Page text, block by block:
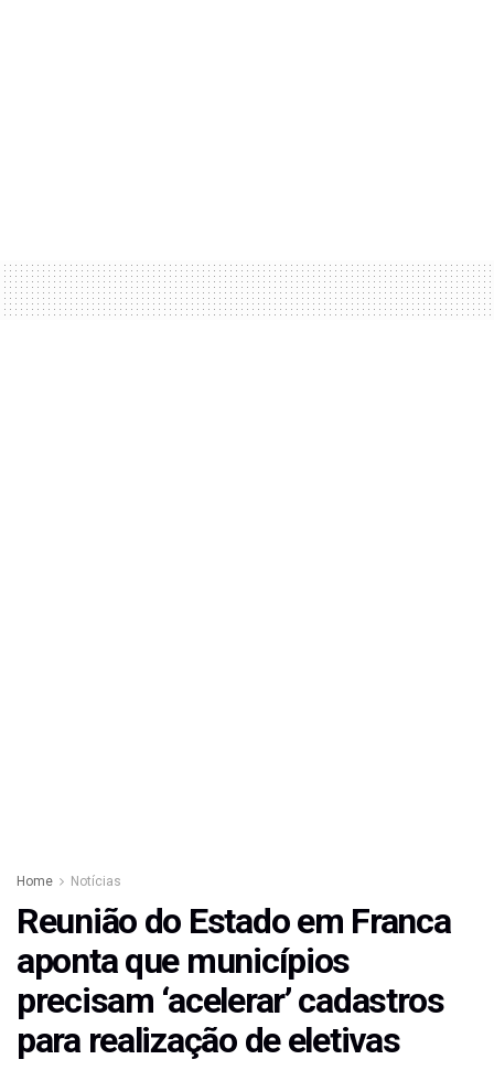
Home Notícias
Reunião do Estado em Franca
aponta que municípios
precisam ‘acelerar’ cadastros
para realização de eletivas